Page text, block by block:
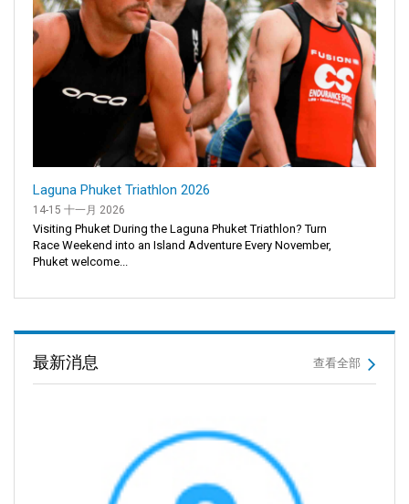
Laguna Phuket Triathlon 2026
14-15 十一月 2026
Visiting Phuket During the Laguna Phuket Triathlon? Turn
Race Weekend into an Island Adventure Every November,
Phuket welcome...
最新消息 查看全部